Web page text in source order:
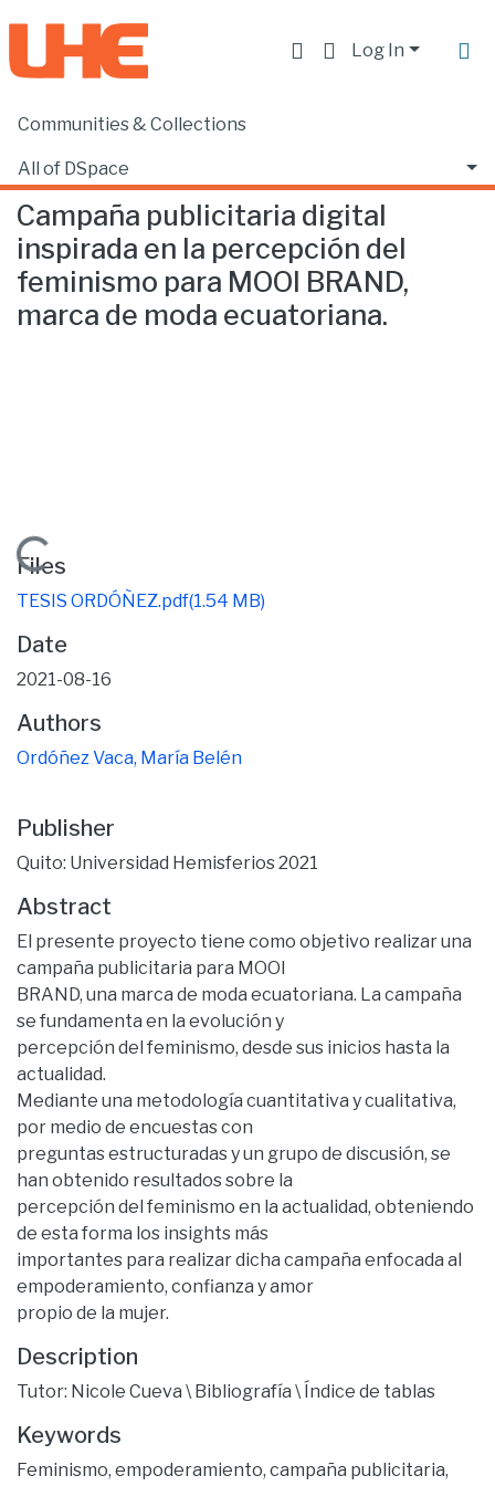
Log In
Communities & Collections
All of DSpace
Statistics
Home
Campaña publicitaria digital
inspirada en la percepción del
feminismo para MOOI BRAND,
marca de moda ecuatoriana.
Loading...
Files
TESIS ORDÓÑEZ.pdf(1.54 MB)
Date
2021-08-16
Authors
Ordóñez Vaca, María Belén
Publisher
Quito: Universidad Hemisferios 2021
Abstract
El presente proyecto tiene como objetivo realizar una
campaña publicitaria para MOOI
BRAND, una marca de moda ecuatoriana. La campaña
se fundamenta en la evolución y
percepción del feminismo, desde sus inicios hasta la
actualidad.
Mediante una metodología cuantitativa y cualitativa,
por medio de encuestas con
preguntas estructuradas y un grupo de discusión, se
han obtenido resultados sobre la
percepción del feminismo en la actualidad, obteniendo
de esta forma los insights más
importantes para realizar dicha campaña enfocada al
empoderamiento, confianza y amor
propio de la mujer.
Description
Tutor: Nicole Cueva \ Bibliografía \ Índice de tablas
Keywords
Feminismo, empoderamiento, campaña publicitaria,